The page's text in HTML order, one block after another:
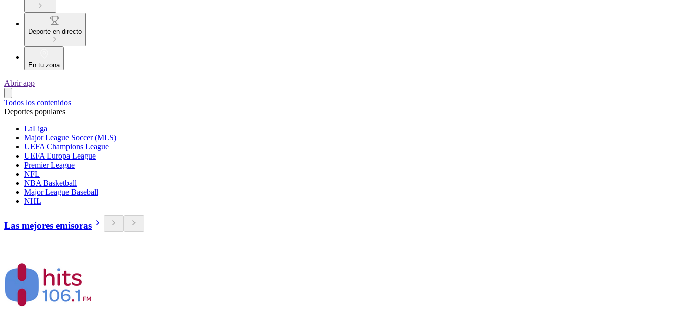
Deporte en directo
En tu zona
Abrir app
Todos los contenidos
Deportes populares
LaLiga
Major League Soccer (MLS)
UEFA Champions League
UEFA Europa League
Premier League
NFL
NBA Basketball
Major League Baseball
NHL
Las mejores emisoras